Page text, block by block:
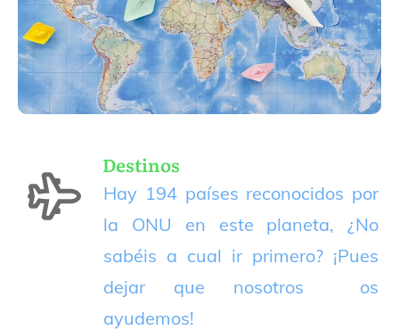
Destinos
Hay 194 países reconocidos por
la ONU en este planeta, ¿No
sabéis a cual ir primero? ¡Pues
dejar que nosotros os
ayudemos!